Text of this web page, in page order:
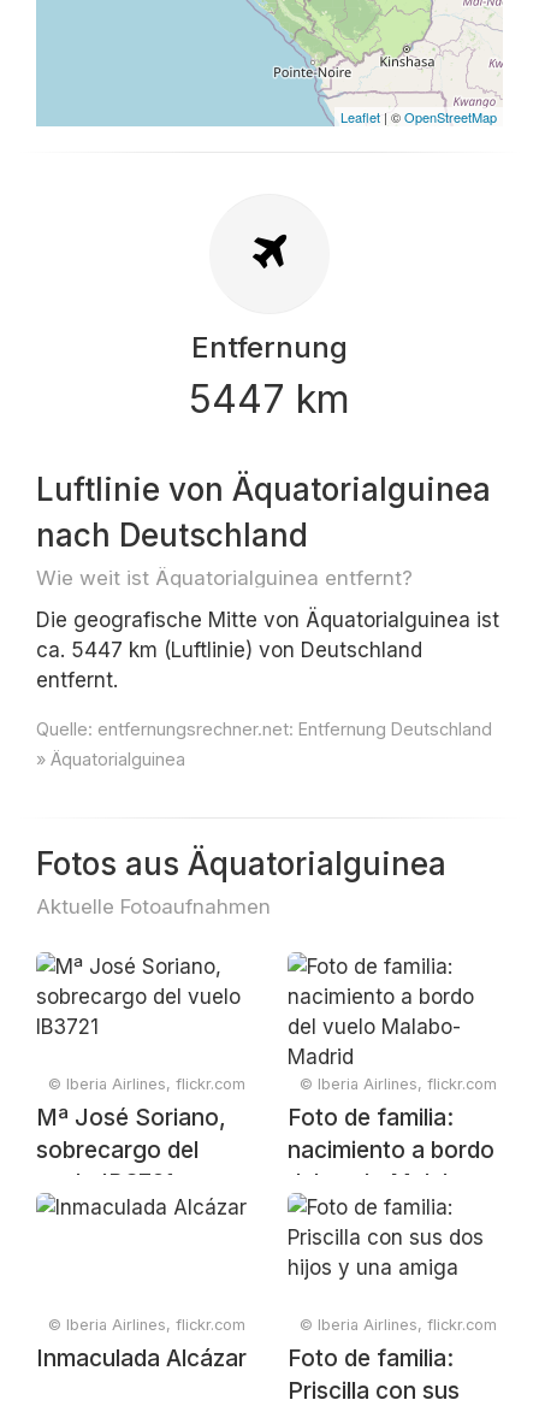
Leaflet | ©OpenStreetMap
Entfernung
5447 km
Luftlinie von Äquatorialguinea
nach Deutschland
Wie weit ist Äquatorialguinea entfernt?
Die geografische Mitte von Äquatorialguinea ist
ca. 5447 km (Luftlinie) von Deutschland
entfernt.
Quelle: entfernungsrechner.net: Entfernung Deutschland
» Äquatorialguinea
Fotos aus Äquatorialguinea
Aktuelle Fotoaufnahmen
© Iberia Airlines, flickr.com
Mª José Soriano,
sobrecargo del
vuelo IB3721
© Iberia Airlines, flickr.com
Foto de familia:
nacimiento a bordo
del vuelo Malabo-
Madrid
© Iberia Airlines, flickr.com
Inmaculada Alcázar
© Iberia Airlines, flickr.com
Foto de familia:
Priscilla con sus